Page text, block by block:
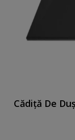
Cădiță De